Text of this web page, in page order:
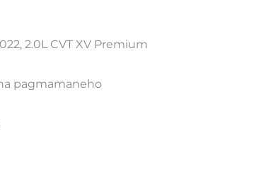
2.0L CVT XV Premium
pagmamaneho